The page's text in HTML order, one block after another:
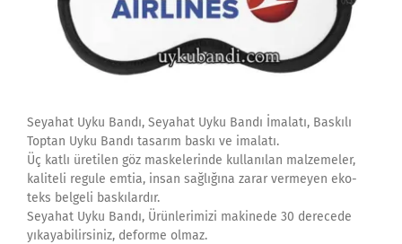
Seyahat Uyku Bandı, Seyahat Uyku Bandı İmalatı, Baskılı
Toptan Uyku Bandı tasarım baskı ve imalatı.
Üç katlı üretilen göz maskelerinde kullanılan malzemeler,
kaliteli regule emtia, insan sağlığına zarar vermeyen eko-
teks belgeli baskılardır.
Seyahat Uyku Bandı, Ürünlerimizi makinede 30 derecede
yıkayabilirsiniz, deforme olmaz.